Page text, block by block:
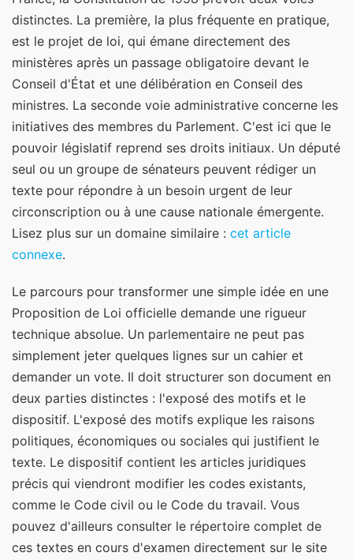
distinctes. La première, la plus fréquente en pratique,
est le projet de loi, qui émane directement des
ministères après un passage obligatoire devant le
Conseil d'État et une délibération en Conseil des
ministres. La seconde voie administrative concerne les
initiatives des membres du Parlement. C'est ici que le
pouvoir législatif reprend ses droits initiaux. Un député
seul ou un groupe de sénateurs peuvent rédiger un
texte pour répondre à un besoin urgent de leur
circonscription ou à une cause nationale émergente.
Lisez plus sur un domaine similaire : cet article
connexe.
Le parcours pour transformer une simple idée en une
Proposition de Loi officielle demande une rigueur
technique absolue. Un parlementaire ne peut pas
simplement jeter quelques lignes sur un cahier et
demander un vote. Il doit structurer son document en
deux parties distinctes : l'exposé des motifs et le
dispositif. L'exposé des motifs explique les raisons
politiques, économiques ou sociales qui justifient le
texte. Le dispositif contient les articles juridiques
précis qui viendront modifier les codes existants,
comme le Code civil ou le Code du travail. Vous
pouvez d'ailleurs consulter le répertoire complet de
ces textes en cours d'examen directement sur le site